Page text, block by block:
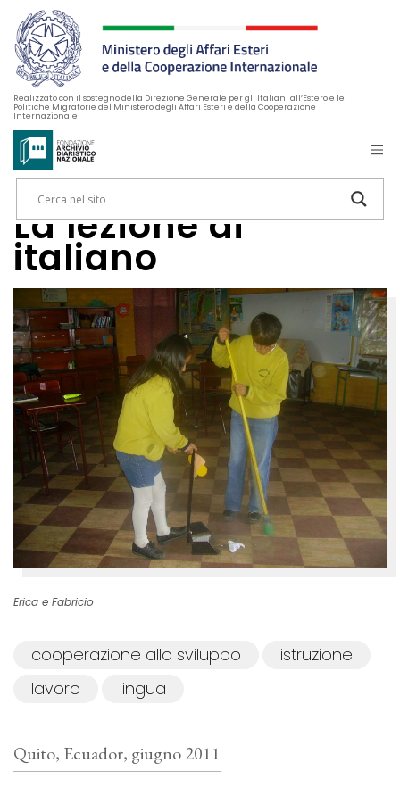
Realizzato con il sostegno della Direzione Generale per gli Italiani all’Estero e le
Politiche Migratorie del Ministero degli Affari Esteri e della Cooperazione
Internazionale
La lezione di
italiano
Erica e Fabricio
cooperazione allo sviluppo
istruzione
lavoro
lingua
Quito, Ecuador, giugno 2011